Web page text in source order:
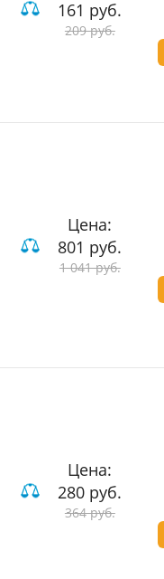
161 руб.
209 руб.
Цена:
801 руб.
1 041 руб.
Цена:
280 руб.
364 руб.